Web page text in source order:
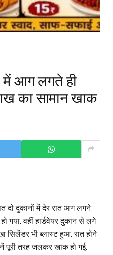
में आग लगते ही
का सामान खाक
दो दुकानों में देर रात आग लगने
गया. वहीं हार्डवेयर दुकान से लगे
सिलेंडर भी ब्लास्ट हुआ. रात होने
पूरी तरह जलकर खाक हो गई.